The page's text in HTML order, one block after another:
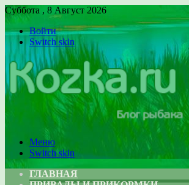
Суббота , 8 Август 2026
Войти
Switch skin
Меню
Switch skin
ГЛАВНАЯ